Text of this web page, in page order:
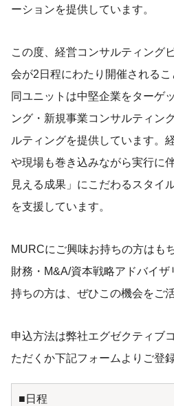
ーションを提供しています。
この度、経営コンサルティング
会が2日程にわたり開催されるこ
同ユニットは中堅企業をターゲ
ング・新規事業コンサルティン
ルティングを提供しています。
や現場も巻き込みながら実行に
見える成果」にこだわるスタイ
を支援しています。
MURCにご興味お持ちの方はも
財務・M&A/資本戦略アドバイ
持ちの方は、ぜひこの機会をご
申込方法は弊社エグゼクティブ
ただくか下記フォームよりご登
■日程